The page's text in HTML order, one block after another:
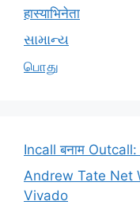
हास्याभिनेता
સામાન્ય
பொது
Incall बनाम Outcall:
Andrew Tate Net
Vivado